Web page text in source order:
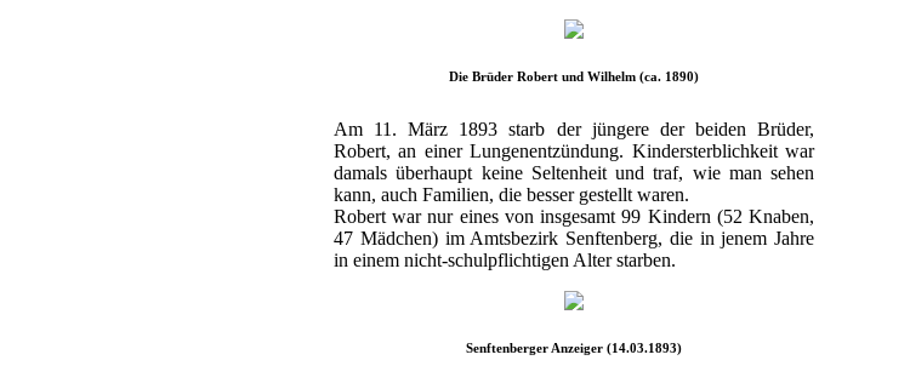
Die Brüder Robert und Wilhelm (ca. 1890)
Am 11. März 1893 starb der jüngere der beiden Brüder,
Robert, an einer Lungenentzündung. Kindersterblichkeit war
damals überhaupt keine Seltenheit und traf, wie man sehen
kann, auch Familien, die besser gestellt waren.
Robert war nur eines von insgesamt 99 Kindern (52 Knaben,
47 Mädchen) im Amtsbezirk Senftenberg, die in jenem Jahre
in einem nicht-schulpflichtigen Alter starben.
Senftenberger Anzeiger (14.03.1893)